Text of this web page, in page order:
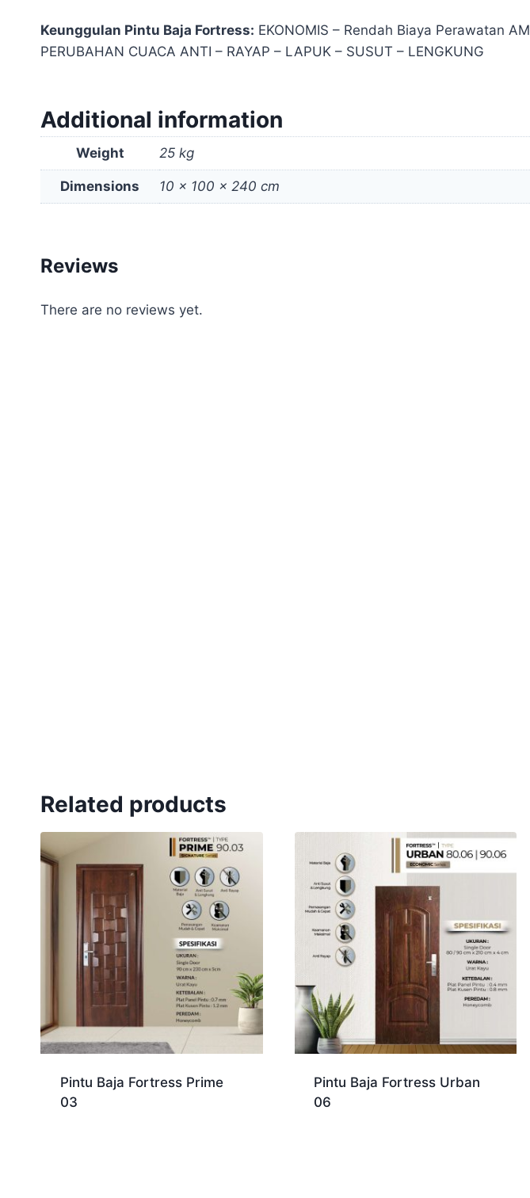
Keunggulan Pintu Baja Fortress: EKONOMIS – Rendah Biaya Perawatan
PERUBAHAN CUACA ANTI – RAYAP – LAPUK – SUSUT – LENGKUNG
Additional information
Weight 25 kg
Dimensions 10 × 100 × 240 cm
Reviews
There are no reviews yet.
Related products
Pintu Baja Fortress Prime
03
Pintu Baja Fortress Urban
06